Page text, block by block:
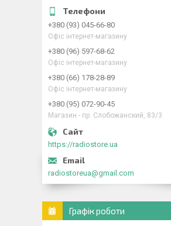
+380 (93) 045-66-80
Офіс інтернет-магазину
+380 (96) 597-68-62
Офіс інтернет-магазину
+380 (66) 178-28-89
Офіс інтернет-магазину
+380 (95) 072-90-45
Магазин - пр. Слобожанский, 83/3
https://radiostore.ua
radiostoreua@gmail.com
Графік роботи